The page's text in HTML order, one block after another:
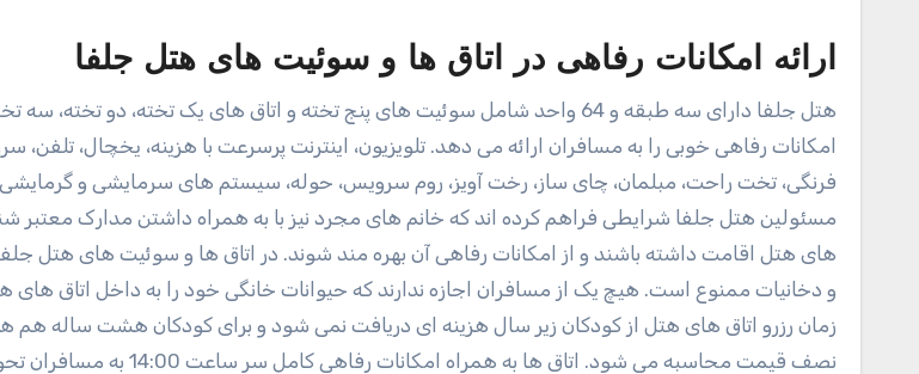
ارائه امکانات رفاهی در اتاق ها و سوئیت های هتل جلفا
هتل جلفا دارای سه طبقه و 64 واحد شامل سوئیت های پنج تخته و اتاق های یک تخته، دو
امکانات رفاهی خوبی را به مسافران ارائه می دهد. تلویزیون، اینترنت پرسرعت با هزینه، یخچال، تلفن،
فرنگی، تخت راحت، مبلمان، چای ساز، رخت آویز، روم سرویس، حوله، سیستم های سرمایشی و
مسئولین هتل جلفا شرایطی فراهم کرده اند که خانم های مجرد نیز با به همراه داشتن مدارک معتبر
های هتل اقامت داشته باشند و از امکانات رفاهی آن بهره مند شوند. در اتاق ها و سوئیت های هتل
و دخانیات ممنوع است. هیچ یک از مسافران اجازه ندارند که حیوانات خانگی خود را به داخل اتاق های
زمان رزرو اتاق های هتل از کودکان زیر سال هزینه ای دریافت نمی شود و برای کودکان هشت ساله هم
نصف قیمت محاسبه می شود. اتاق ها به